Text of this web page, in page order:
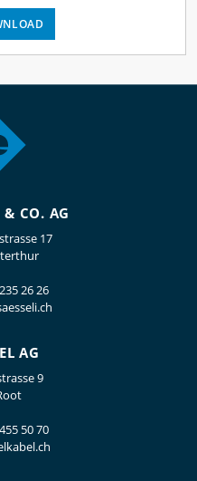
& CO. AG
17
26 26
AG
9
50 70